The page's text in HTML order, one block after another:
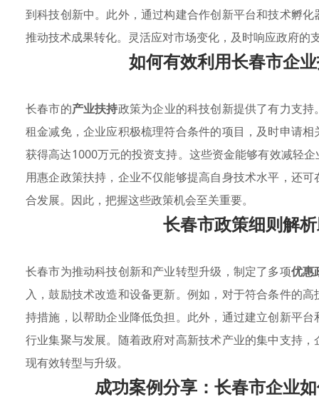
到科技创新中。此外，通过构建合作创新平台和技术孵
推动技术成果转化。灵活应对市场变化，及时响应政府的
如何有效利用长春市企
长春市的产业扶持政策为企业的科技创新提供了有力支
租金减免，企业应积极梳理符合条件的项目，及时申请
获得高达1000万元的投资支持。这些资金能够有效减轻
用惠企政策扶持，企业不仅能够提高自身技术水平，还
合发展。因此，把握这些政策机会至关重要。
长春市政策细则解
长春市为推动科技创新和产业转型升级，制定了多项优惠
入，鼓励技术改造和设备更新。例如，对于符合条件的
持措施，以帮助企业降低负担。此外，通过建立创新平
行业集聚与发展。随着政府对高新技术产业的集中支持
现有效转型与升级。
成功案例分享：长春市企业